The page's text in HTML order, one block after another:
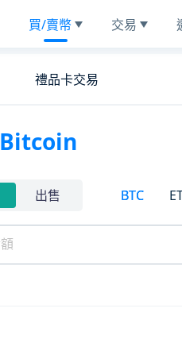
買/賣幣 交易
禮品卡交易
Bitcoin
出售 BTC